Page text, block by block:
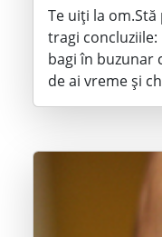
Te uiți la
tragi
bagi în buzunar
de ai vreme și